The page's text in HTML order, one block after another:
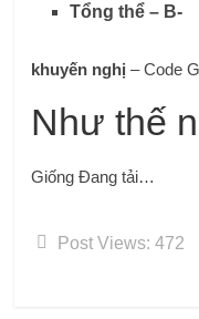
Tổng thể – B-
khuyến nghị – Code
Như thế
Giống Đang tải…
Post Views: 472